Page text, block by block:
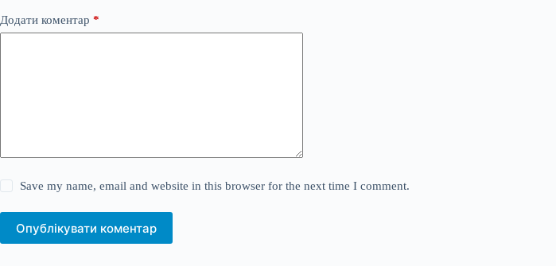
Додати коментар *
Save my name, email and website in this browser for the next time I comment.
Опублікувати коментар